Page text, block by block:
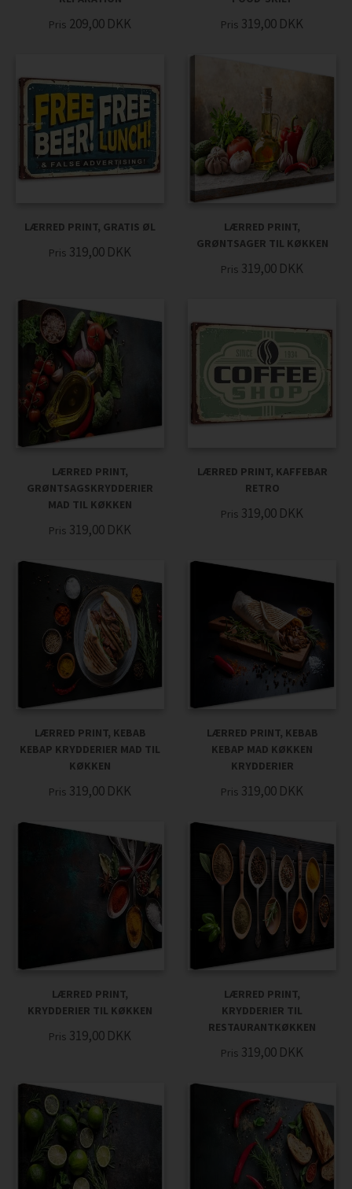
Pris 209,00 DKK
Pris 319,00 DKK
LÆRRED PRINT, GRATIS ØL
Pris 319,00 DKK
LÆRRED PRINT,
GRØNTSAGER TIL KØKKEN
Pris 319,00 DKK
LÆRRED PRINT,
GRØNTSAGSKRYDDERIER
MAD TIL KØKKEN
Pris 319,00 DKK
LÆRRED PRINT, KAFFEBAR
RETRO
Pris 319,00 DKK
LÆRRED PRINT, KEBAB
KEBAP KRYDDERIER MAD TIL
KØKKEN
Pris 319,00 DKK
LÆRRED PRINT, KEBAB
KEBAP MAD KØKKEN
KRYDDERIER
Pris 319,00 DKK
LÆRRED PRINT,
KRYDDERIER TIL KØKKEN
Pris 319,00 DKK
LÆRRED PRINT,
KRYDDERIER TIL
RESTAURANTKØKKEN
Pris 319,00 DKK